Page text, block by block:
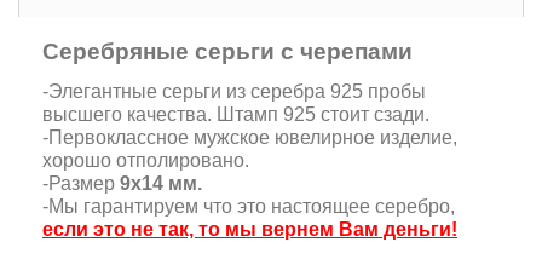
Серебряные серьги с черепами
-Элегантные серьги из серебра 925 пробы
высшего качества. Штамп 925 стоит сзади.
-Первоклассное мужское ювелирное изделие,
хорошо отполировано.
-Размер 9х14 мм.
-Мы гарантируем что это настоящее серебро,
если это не так, то мы вернем Вам деньги!